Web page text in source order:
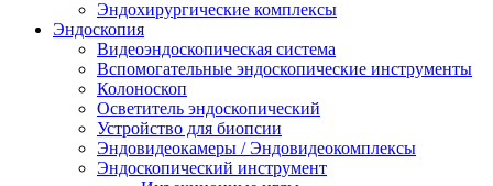
Эндохирургические комплексы
Эндоскопия
Видеоэндоскопическая система
Вспомогательные эндоскопические инструменты
Колоноскоп
Осветитель эндоскопический
Устройство для биопсии
Эндовидеокамеры / Эндовидеокомплексы
Эндоскопический инструмент